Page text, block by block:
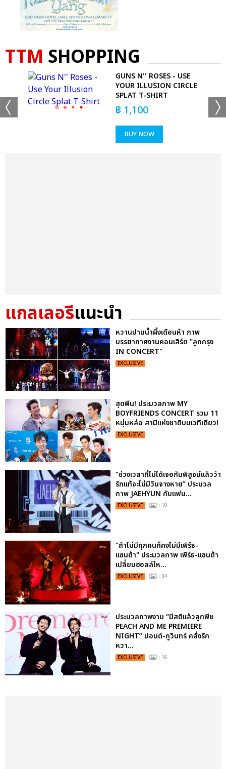
TTM SHOPPING
GUNS N'' ROSES - USE
YOUR ILLUSION CIRCLE
SPLAT T-SHIRT
฿ 1,100
BUY NOW
แกลเลอรีแนะนำ
หวานปานน้ำผึ้งเดือนห้า ภาพ
บรรยากาศงานคอนเสิร์ต "ลูกกรุง
IN CONCERT"
EXCLUSIVE
สุดฟิน! ประมวลภาพ MY
BOYFRIENDS CONCERT รวม 11
หนุ่มหล่อ สามีแห่งชาติบนเวทีเดียว!
EXCLUSIVE
“ช่วงเวลาที่ไม่ได้เจอกันพิสูจน์แล้วว่า
รักแท้จะไม่มีวันจางหาย” ประมวล
ภาพ JAEHYUN กับแฟน...
EXCLUSIVE : 10
"ถ้าไม่มีทุกคนก็คงไม่มีเพิร์ธ-
แซนต้า" ประมวลภาพ เพิร์ธ-แซนต้า
เปลี่ยนฮอลล์ให...
EXCLUSIVE : 34
ประมวลภาพงาน “มีสติแล้วลูกพีช
PEACH AND ME PREMIERE
NIGHT” ปอนด์-ภูวินทร์ คลั่งรัก
หวา...
EXCLUSIVE : 16